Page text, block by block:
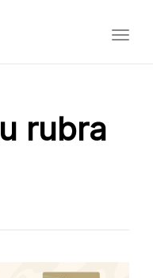
rubra